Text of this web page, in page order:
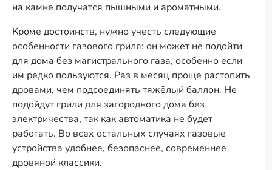
на камне получатся пышными и ароматными.
Кроме достоинств, нужно учесть следующие
особенности газового гриля: он может не подойти
для дома без магистрального газа, особенно если
им редко пользуются. Раз в месяц проще растопить
дровами, чем подсоединять тяжёлый баллон. Не
подойдут грили для загородного дома без
электричества, так как автоматика не будет
работать. Во всех остальных случаях газовые
устройства удобнее, безопаснее, современнее
дровяной классики.